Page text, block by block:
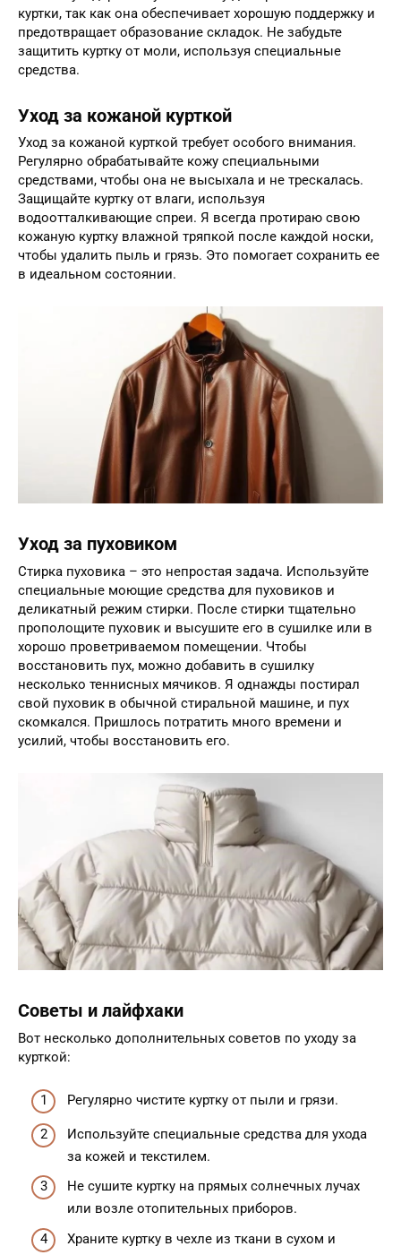
куртки, так как она обеспечивает хорошую поддержку и
предотвращает образование складок. Не забудьте
защитить куртку от моли, используя специальные
средства.
Уход за кожаной курткой
Уход за кожаной курткой требует особого внимания.
Регулярно обрабатывайте кожу специальными
средствами, чтобы она не высыхала и не трескалась.
Защищайте куртку от влаги, используя
водоотталкивающие спреи. Я всегда протираю свою
кожаную куртку влажной тряпкой после каждой носки,
чтобы удалить пыль и грязь. Это помогает сохранить ее
в идеальном состоянии.
Уход за пуховиком
Стирка пуховика – это непростая задача. Используйте
специальные моющие средства для пуховиков и
деликатный режим стирки. После стирки тщательно
прополощите пуховик и высушите его в сушилке или в
хорошо проветриваемом помещении. Чтобы
восстановить пух, можно добавить в сушилку
несколько теннисных мячиков. Я однажды постирал
свой пуховик в обычной стиральной машине, и пух
скомкался. Пришлось потратить много времени и
усилий, чтобы восстановить его.
Советы и лайфхаки
Вот несколько дополнительных советов по уходу за
курткой:
Регулярно чистите куртку от пыли и грязи.
Используйте специальные средства для ухода
за кожей и текстилем.
Не сушите куртку на прямых солнечных лучах
или возле отопительных приборов.
Храните куртку в чехле из ткани в сухом и